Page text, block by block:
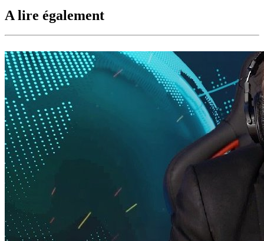
A lire également